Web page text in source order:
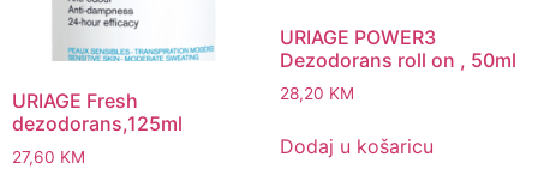
URIAGE Fresh
dezodorans,125ml
27,60 KM
URIAGE POWER3
Dezodorans roll on , 50ml
28,20 KM
Dodaj u košaricu